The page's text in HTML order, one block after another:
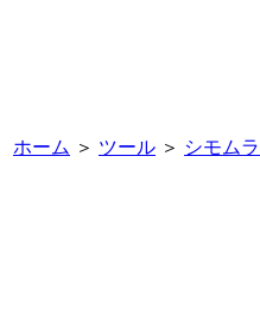
ホーム ＞ ツール ＞ シモム